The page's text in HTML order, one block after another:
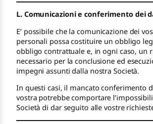
L. Comunicazioni e conferimento dei
E’ possibile che la comunicazione dei
personali possa costituire un obbligo
obbligo contrattuale e, in ogni caso, un
necessario per la conclusione ed
impegni assunti dalla nostra Società.
In questi casi, il mancato conferimento
vostra potrebbe comportare
Società di dar seguito alle vostre